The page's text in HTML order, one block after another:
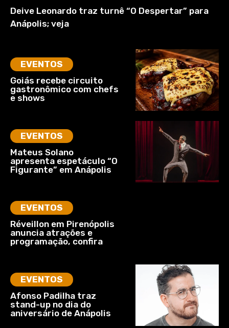
Deive Leonardo traz turnê “O Despertar” para
Anápolis; veja
EVENTOS
Goiás recebe circuito
gastronômico com chefs
e shows
EVENTOS
Mateus Solano
apresenta espetáculo “O
Figurante” em Anápolis
EVENTOS
Réveillon em Pirenópolis
anuncia atrações e
programação, confira
EVENTOS
Afonso Padilha traz
stand-up no dia do
aniversário de Anápolis